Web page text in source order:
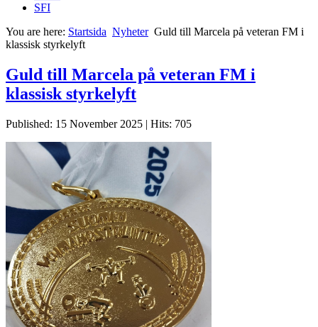
SFI
You are here: Startsida Nyheter Guld till Marcela på veteran FM i
klassisk styrkelyft
Guld till Marcela på veteran FM i
klassisk styrkelyft
Published: 15 November 2025 | Hits: 705